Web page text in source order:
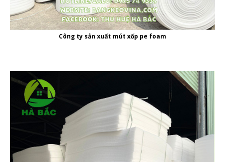
Công ty sản xuất mút xốp pe foam